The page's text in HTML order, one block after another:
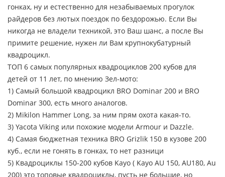
гонках, ну и естественно для незабываемых прогулок
райдеров без лютых поездок по бездорожью. Если Вы
никогда не владели техникой, это Ваш шанс, а после Вы
примите решение, нужен ли Вам крупнокубатурный
квадроцикл.
ТОП 6 самых популярных квадроциклов 200 кубов для
детей от 11 лет, по мнению Зел-мото:
1) Самый большой квадроцикл BRO Dominar 200 и BRO
Dominar 300, есть много аналогов.
2) Mikilon Hammer Long, за ним прям охота какая-то.
3) Yacota Viking или похожие модели Armour и Dazzle.
4) Самая бюджетная техника BRO Grizlik 150 в кузове 200
куб., если не гонять в гонках, то нет разници
5) Квадроциклы 150-200 кубов Kayo ( Kayo AU 150, AU180, Au
200) это топовые квадроциклы, пусть не большие, но